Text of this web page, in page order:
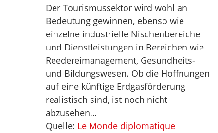
Der Tourismussektor wird wohl an
Bedeutung gewinnen, ebenso wie
einzelne industrielle Nischenbereiche
und Dienstleistungen in Bereichen wie
Reedereimanagement, Gesundheits-
und Bildungswesen. Ob die Hoffnungen
auf eine künftige Erdgasförderung
realistisch sind, ist noch nicht
abzusehen…
Quelle: Le Monde diplomatique